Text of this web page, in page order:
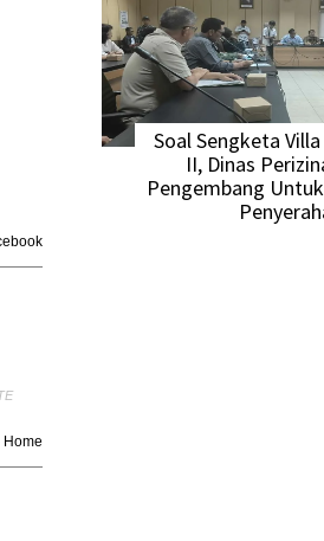
Home
Soal Sengketa
II, Dinas
Pengembang